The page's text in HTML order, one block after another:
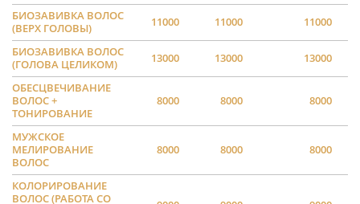
БИОЗАВИВКА ВОЛОС
(ВЕРХ ГОЛОВЫ)
11000 11000 11000
БИОЗАВИВКА ВОЛОС
(ГОЛОВА ЦЕЛИКОМ)
13000 13000 13000
ОБЕСЦВЕЧИВАНИЕ
ВОЛОС +
ТОНИРОВАНИЕ
8000 8000 8000
МУЖСКОЕ
МЕЛИРОВАНИЕ
ВОЛОС
8000 8000 8000
КОЛОРИРОВАНИЕ
ВОЛОС (РАБОТА СО